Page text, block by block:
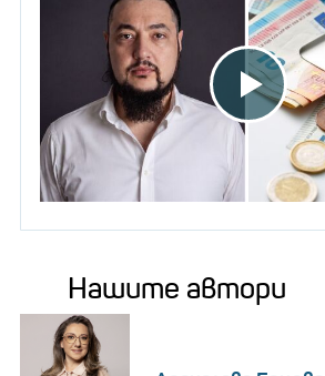
Нашите автори